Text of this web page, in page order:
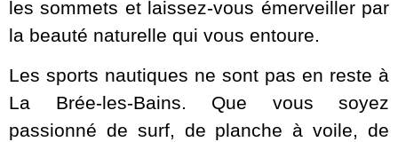
les sommets et laissez-vous émerveiller par
la beauté naturelle qui vous entoure.
Les sports nautiques ne sont pas en reste à
La Brée-les-Bains. Que vous soyez
passionné de surf, de planche à voile, de